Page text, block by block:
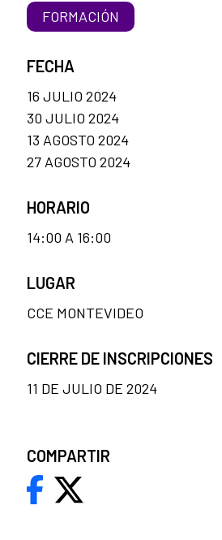
FORMACIÓN
FECHA
16 JULIO 2024
30 JULIO 2024
13 AGOSTO 2024
27 AGOSTO 2024
HORARIO
14:00 A 16:00
LUGAR
CCE MONTEVIDEO
CIERRE DE INSCRIPCIONES
11 DE JULIO DE 2024
COMPARTIR